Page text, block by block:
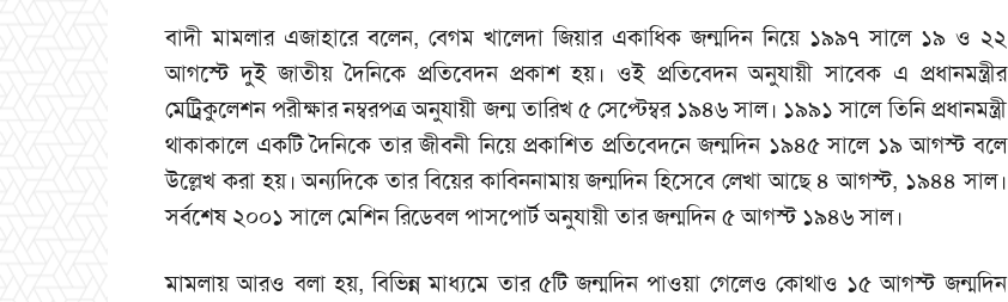
বাদী মামলার এজাহারে বলেন, বেগম খালেদা জিয়ার একাধিক জন্মদিন নিয়ে ১৯৯৭ সালে ১৯ ও ২২
আগস্টে দুই জাতীয় দৈনিকে প্রতিবেদন প্রকাশ হয়। ওই প্রতিবেদন অনুযায়ী সাবেক এ প্রধানমন্ত্রীর
মেট্রিকুলেশন পরীক্ষার নম্বরপত্র অনুযায়ী জন্ম তারিখ ৫ সেপ্টেম্বর ১৯৪৬ সাল। ১৯৯১ সালে তিনি প্রধানমন্ত্রী
থাকাকালে একটি দৈনিকে তার জীবনী নিয়ে প্রকাশিত প্রতিবেদনে জন্মদিন ১৯৪৫ সালে ১৯ আগস্ট বলে
উল্লেখ করা হয়। অন্যদিকে তার বিয়ের কাবিননামায় জন্মদিন হিসেবে লেখা আছে ৪ আগস্ট, ১৯৪৪ সাল।
সর্বশেষ ২০০১ সালে মেশিন রিডেবল পাসপোর্ট অনুযায়ী তার জন্মদিন ৫ আগস্ট ১৯৪৬ সাল।
মামলায় আরও বলা হয়, বিভিন্ন মাধ্যমে তার ৫টি জন্মদিন পাওয়া গেলেও কোথাও ১৫ আগস্ট জন্মদিন